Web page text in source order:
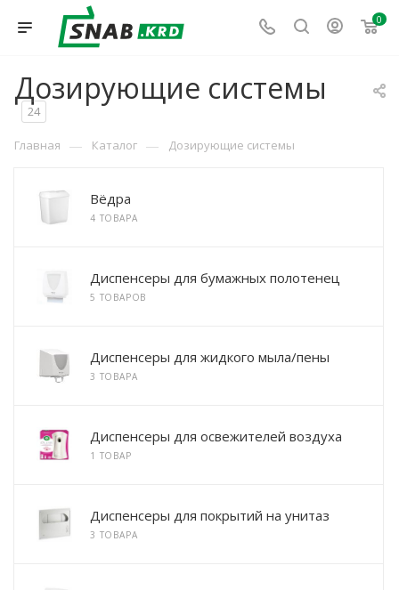
0
Дозирующие системы
24
Главная — Каталог — Дозирующие системы
Вёдра
4 ТОВАРА
Диспенсеры для бумажных полотенец
5 ТОВАРОВ
Диспенсеры для жидкого мыла/пены
3 ТОВАРА
Диспенсеры для освежителей воздуха
1 ТОВАР
Диспенсеры для покрытий на унитаз
3 ТОВАРА